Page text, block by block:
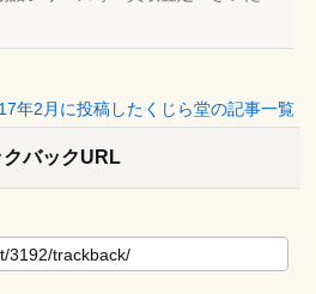
年2月に投稿したくじら堂の記事一覧
クバックURL